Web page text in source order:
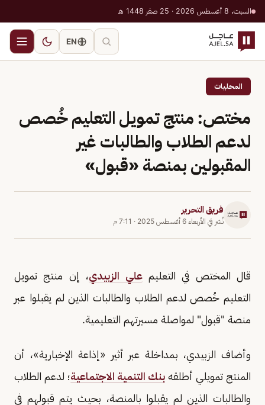
السبت، 8 أغسطس 2026 · 25 صفر 1448 هـ
EN
المحليات
مختص: منتج تمويل التعليم خُصص
لدعم الطلاب والطالبات غير
المقبولين بمنصة «قبول»
فريق التحرير
نُشر في الأربعاء 6 أغسطس 2025 · 7:11 م
قال المختص في التعليمعلي الزبيدي، إن منتج تمويل
التعليم خُصص لدعم الطلاب والطالبات الذين لم يقبلوا عبر
منصة "قبول" لمواصلة مسيرتهم التعليمية.
وأضاف الزبيدي، بمداخلة عبر أثير «إذاعة الإخبارية»، أن
المنتج تمويلي أطلقه بنك التنمية الاجتماعية؛ لدعم الطلاب
والطالبات الذين لم يقبلوا بالمنصة، بحيث يتم قبولهم في